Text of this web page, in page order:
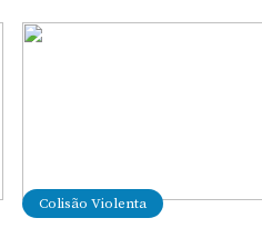
Colisão Violenta